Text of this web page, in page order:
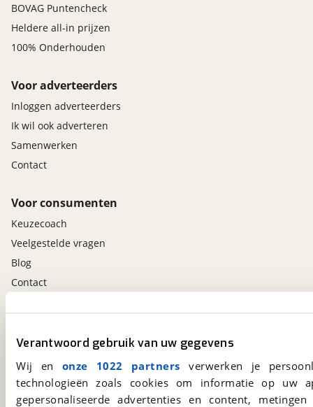
Verantwoord gebruik van uw gegevens
Wij en onze 1022 partners verwerken je
technologieën zoals cookies om informatie op
gepersonaliseerde advertenties en content,
BOVAG Puntencheck
Heldere all-in prijzen
100% Onderhouden
Voor adverteerders
Inloggen adverteerders
Ik wil ook adverteren
Samenwerken
Contact
Voor consumenten
Keuzecoach
Veelgestelde vragen
Blog
Contact
Altijd het meest recente aanbod bij de hand.
Download 'm nu.